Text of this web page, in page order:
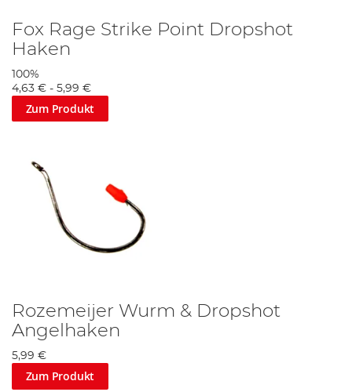
Fox Rage Strike Point Dropshot
Haken
100%
4,63 € - 5,99 €
Zum Produkt
Rozemeijer Wurm & Dropshot
Angelhaken
5,99 €
Zum Produkt